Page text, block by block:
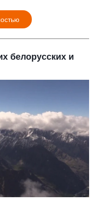
белорусских и